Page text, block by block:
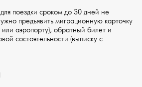
поездки сроком до 30 дней не
предъявить миграционную карточку
или аэропорту), обратный билет и
состоятельности (выписку с